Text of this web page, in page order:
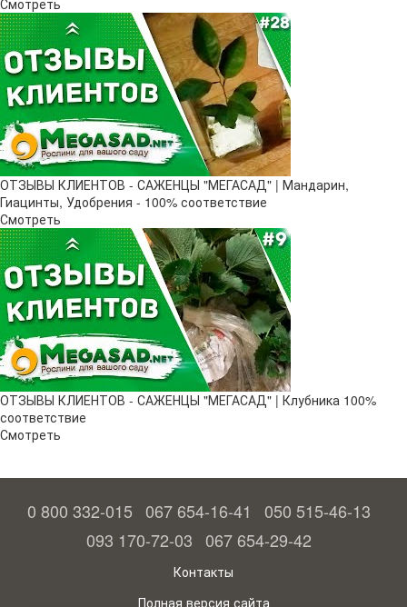
Смотреть
ОТЗЫВЫ КЛИЕНТОВ - САЖЕНЦЫ "МЕГАСАД" | Мандарин,
Гиацинты, Удобрения - 100% соответствие
Смотреть
ОТЗЫВЫ КЛИЕНТОВ - САЖЕНЦЫ "МЕГАСАД" | Клубника 100%
соответствие
Смотреть
0 800 332-015 067 654-16-41
050 515-46-13
093 170-72-03 067 654-29-42
Контакты
Полная версия сайта